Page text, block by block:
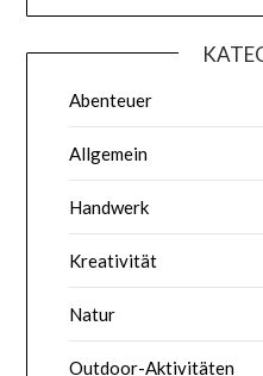
Abenteuer
Allgemein
Handwerk
Kreativität
Natur
Outdoor-Aktivitäten